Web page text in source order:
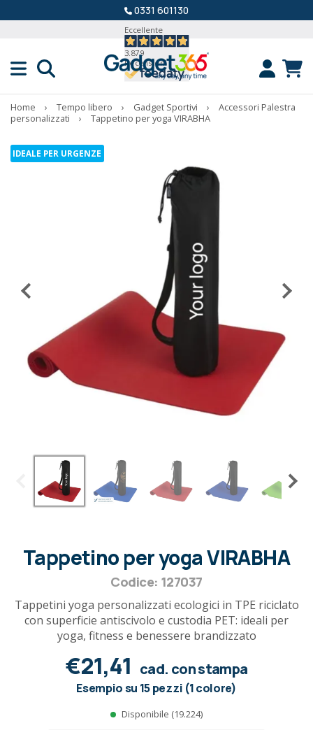
0331 601130
Eccellente
3.879
Recensioni
Home › Tempo libero › Gadget Sportivi ›
Accessori Palestra
personalizzati
› Tappetino per yoga VIRABHA
IDEALE PER URGENZE
Tappetino per yoga VIRABHA
Codice: 127037
Tappetini yoga personalizzati ecologici in TPE riciclato
con superficie antiscivolo e custodia PET: ideali per
yoga, fitness e benessere brandizzato
€21,41 cad. con stampa
Esempio su 15 pezzi (1 colore)
Disponibile (19.224)